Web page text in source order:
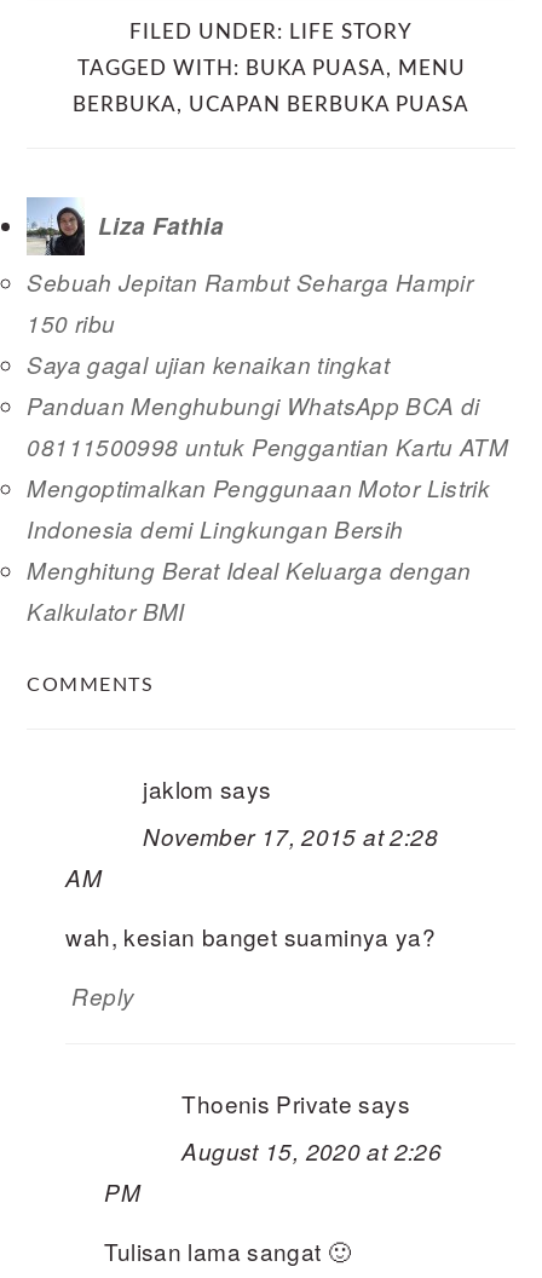
FILED UNDER: LIFE STORY
TAGGED WITH: BUKA PUASA, MENU
BERBUKA, UCAPAN BERBUKA PUASA
Liza Fathia
Sebuah Jepitan Rambut Seharga Hampir
150 ribu
Saya gagal ujian kenaikan tingkat
Panduan Menghubungi WhatsApp BCA di
08111500998 untuk Penggantian Kartu ATM
Mengoptimalkan Penggunaan Motor Listrik
Indonesia demi Lingkungan Bersih
Menghitung Berat Ideal Keluarga dengan
Kalkulator BMI
INTERACTIONS
COMMENTS
jaklom says
November 17, 2015 at 2:28
AM
wah, kesian banget suaminya ya?
Reply
Thoenis Private says
August 15, 2020 at 2:26
PM
Tulisan lama sangat 🙂